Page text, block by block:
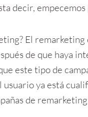
decir, empecemos
El
de que haya
este tipo de
ya está
de